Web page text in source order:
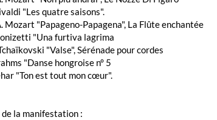
"Les quatre saisons".
Mozart "Papageno-Papagena", La Flûte enchantée
"Una furtiva lagrima
"Valse", Sérénade pour cordes
"Danse hongroise n° 5
"Ton est tout mon cœur".
de la manifestation :